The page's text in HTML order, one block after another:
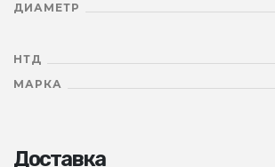
ДИАМЕТР
НТД
МАРКА
Доставка